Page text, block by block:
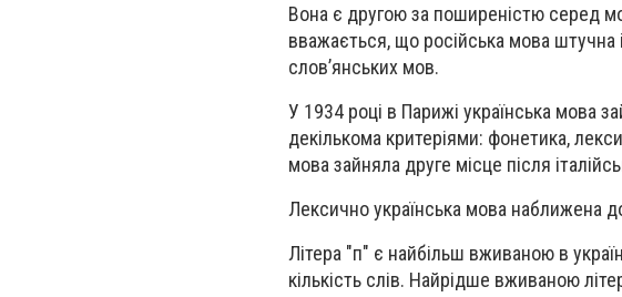
Вона є другою за поширеністю серед
вважається, що російська мова штучна
слов’янських мов.
У 1934 році в Парижі українська мова
декількома критеріями: фонетика,
мова зайняла друге місце після
Лексично українська мова наближена
Літера "п" є найбільш вживаною в
кількість слів. Найрідше вживаною